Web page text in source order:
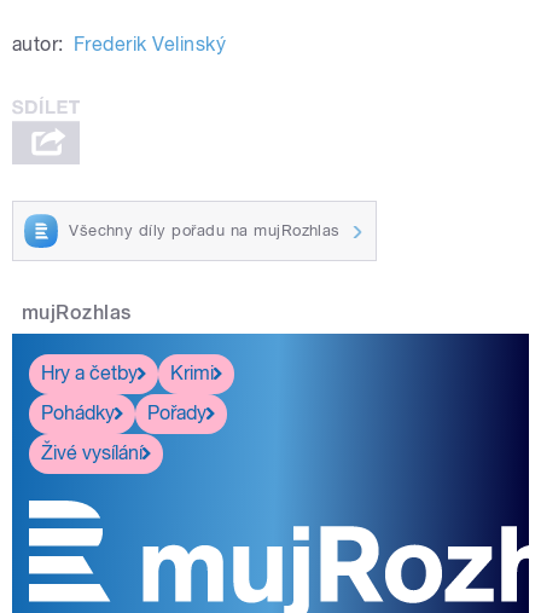
autor: Frederik Velinský
Všechny díly pořadu na mujRozhlas
mujRozhlas
Hry a četby
Krimi
Pohádky
Pořady
Živé vysílání